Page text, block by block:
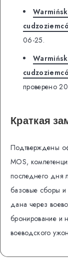
06-25.
проверено
Краткая
Подтверждены
MOS,
последнего дня
базовые сборы и
дана через
бронирование и
воеводского